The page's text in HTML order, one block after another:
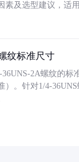
素及选型建议，适
纹标准尺寸
2A螺纹的
）。针对1/4-